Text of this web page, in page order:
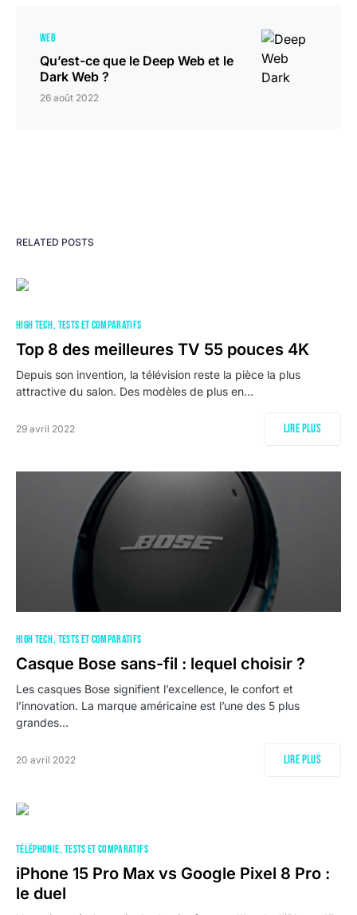
WEB
Qu’est-ce que le Deep Web et le
Dark Web ?
26 août 2022
RELATED POSTS
HIGH TECH TESTS ET COMPARATIFS
Top 8 des meilleures TV 55 pouces 4K
Depuis son invention, la télévision reste la pièce la plus
attractive du salon. Des modèles de plus en…
29 avril 2022 Lire plus
HIGH TECH TESTS ET COMPARATIFS
Casque Bose sans-fil : lequel choisir ?
Les casques Bose signifient l’excellence, le confort et
l’innovation. La marque américaine est l’une des 5 plus
grandes…
20 avril 2022 Lire plus
TÉLÉPHONIE TESTS ET COMPARATIFS
iPhone 15 Pro Max vs Google Pixel 8 Pro :
le duel